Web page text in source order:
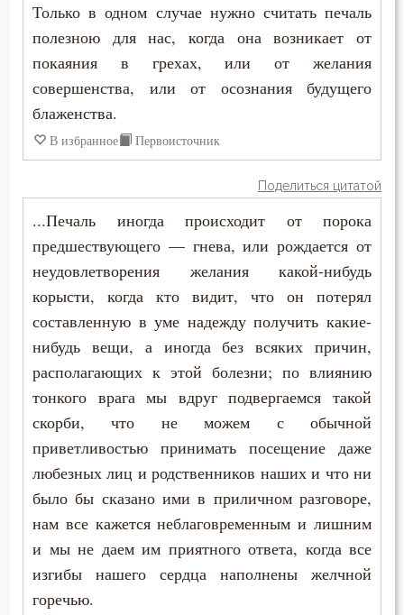
Гордость
Деньги
Жизнь вечная
Зависть
Заповеди
Зло
Знание
Исправление
Крест
Молитва
Монастырь
Монах
Иоанн Златоуст
Иоанн Кассиан Римлянин
Иоанн Лествичник
Исаак Сирин Ниневийский
Лев Оптинский (Наголкин)
Марк Подвижник
Моисей Оптинский (Путилов)
Никита Стифат
Никодим Святогорец
Никон Оптинский (Беляев)
Нил Синайский
Серафим Саровский
Феолипт Филадельфийский
Только в одном случае нужно считать печаль
полезною для нас, когда она возникает от
покаяния в грехах, или от желания
совершенства, или от осознания будущего
блаженства.
В избранное Первоисточник
Поделиться цитатой
...Печаль иногда происходит от порока
предшествующего — гнева, или рождается от
неудовлетворения желания какой-нибудь
корысти, когда кто видит, что он потерял
составленную в уме надежду получить какие-
нибудь вещи, а иногда без всяких причин,
располагающих к этой болезни; по влиянию
тонкого врага мы вдруг подвергаемся такой
скорби, что не можем с обычной
приветливостью принимать посещение даже
любезных лиц и родственников наших и что ни
было бы сказано ими в приличном разговоре,
нам все кажется неблаговременным и лишним
и мы не даем им приятного ответа, когда все
изгибы нашего сердца наполнены желчной
горечью.